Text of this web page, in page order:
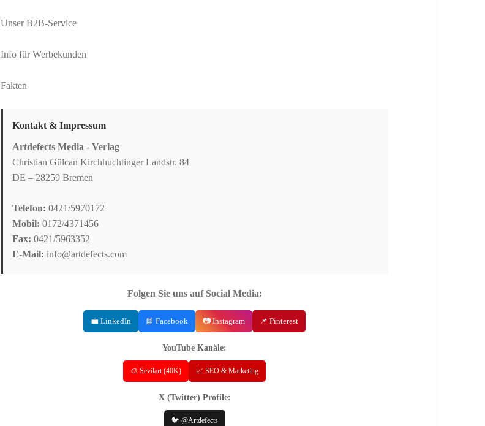
Unser B2B-Service
Info für Werbekunden
Fakten
Kontakt & Impressum
Artdefects Media - Verlag
Christian Gülcan Kirchhuchtinger Landstr. 84
DE – 28259 Bremen
Telefon: 0421/5970172
Mobil: 0172/4371456
Fax: 0421/5963352
E-Mail: info@artdefects.com
Folgen Sie uns auf Social Media:
💼 LinkedIn 📘 Facebook 📷 Instagram 📌 Pinterest
YouTube Kanäle:
🎨 Sevilart (40K) 📈 SEO & Marketing
X (Twitter) Profile:
🐦 @Artdefects